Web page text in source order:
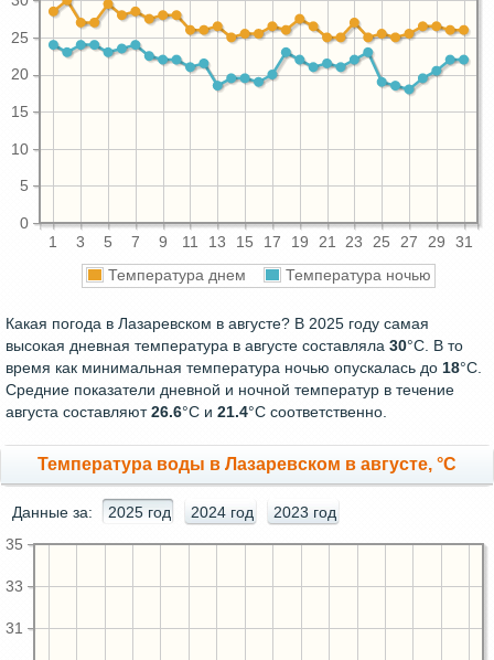
1 3 5 7 9 11 13 15 17 19 21 23 25 27 29 31
0
5
10
15
20
25
Температура днем Температура ночью
Какая погода в Лазаревском в августе? В 2025 году самая
высокая дневная температура в августе составляла 30°С. В то
время как минимальная температура ночью опускалась до 18°C.
Средние показатели дневной и ночной температур в течение
августа составляют26.6°С и 21.4°С соответственно.
Температура воды в Лазаревском в августе, °C
Данные за: 2025 год 2024 год 2023 год
31
33
35